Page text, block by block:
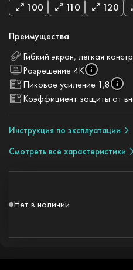
100 110 120
Преимущества
Гибкий экран, лёгкая
Разрешение 4K
Пиковое усиление 1,8
Коэффициент защиты от
Инструкция по эксплуатации
Смотреть все характеристики
Нет в наличии